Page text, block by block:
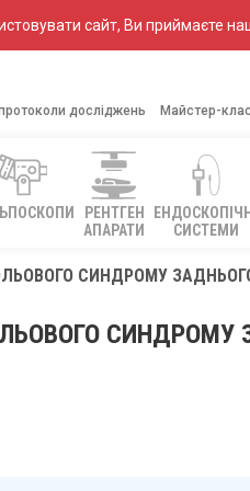
сайт, Ви приймаєте
досліджень Майстер-
РЕНТГЕН
АПАРАТИ
ЕНДОСКОПІЧНІ
СИСТЕМИ
СИНДРОМУ
СИНДРОМУ